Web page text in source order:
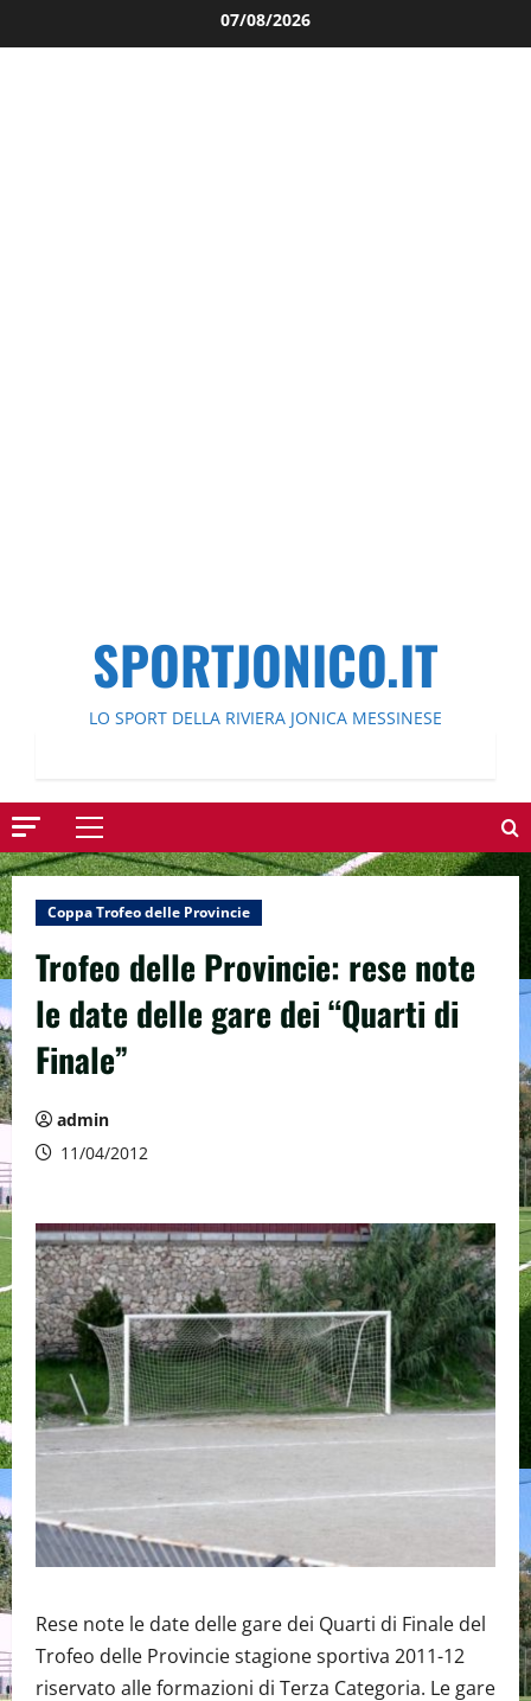
al
07/08/2026
SPORTJONICO.IT
LO SPORT DELLA RIVIERA JONICA MESSINESE
Menu
principale
Coppa Trofeo delle Provincie
Trofeo delle Provincie: rese note
le date delle gare dei “Quarti di
Finale”
admin
11/04/2012
Rese note le date delle gare dei Quarti di Finale del
Trofeo delle Provincie stagione sportiva 2011-12
riservato alle formazioni di Terza Categoria. Le gare